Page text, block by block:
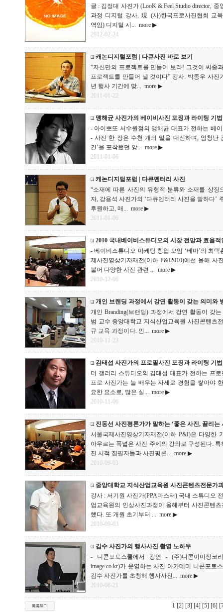
글 : 김정대 사진가 (LooK & Feel Studio director,
과정 디지털 강사, 現 (사)한국프로사진협회 교
역임) 디지털 시... more ▶
2012-02-24
캐논디지털포럼 | 다큐사진 바로 보기
“자신만의 프로젝트를 만들어 보라! 그것이 씨줄
프로젝트를 만들어 낼 것이다” 강사: 박종우 사진
년 행사 기간에 맞... more ▶
2011-01-22
맹해균 사진가의 베이비사진 포징과 라이팅 기법
- 아이뽀또 서수원점의 맹해균 대표가 전하는 베
- 사진 한 장은 수천 개의 말을 대신하며, 엄청난
간’을 포착했던 앙... more ▶
2011-01-06
캐논디지털포럼 | 다큐멘터리 사진
“소재에 따른 사진의 유형적 분류와 소재를 상징
자, 강용석 사진가의 ‘다큐멘터리 사진을 말하다’
후원하고, 매... more ▶
2011-01-06
2010 국내베이비스튜디오의 시장 전망과 효율
- 베이비스튜디오 마케팅 창업 모임 ‘베마’의 최
제사진영상기자재전(이하 P&I2010)에선 올해 사
불어 다양한 사진 관련 ... more ▶
2010-12-06
개인 브랜딩 과정에서 강연 활동이 갖는 의미와
개인 Branding(브랜딩) 과정에서 강연 활동이 갖
범 교수 중앙대학교 지식산업교육원 사진콘텐츠
규 교육 과정이다. 인... more ▶
2010-11-23
김태섭 사진가의 프로필사진 포징과 라이팅 기법
더 갤러리 스튜디오의 김태섭 대표가 전하는 프
프로 사진가는 늘 배우는 자세로 경험을 쌓아야
요한 요소로, 많은 실... more ▶
2010-11-06
진동선 사진평론가가 말하는 ‘좋은 사진, 끌리는
서울국제사진영상기자재전(이하 P&I)은 다양한
아우르는 폭넓은 사진 주제의 강의로 구성된다.
진 서적 집필자들과 사진평론... more ▶
2010-09-03
중앙대학교 지식산업교육원 사진콘텐츠전문가
강사 : 서기원 사진가(PPA마스터) 국내 스튜디오
업교육원의 인상사진과정이 올해부터 사진콘텐
했다. 또 개원 초기부터 ... more ▶
2010-09-03
김수 사진가의 행사사진 촬영 노하우
- 니콘포토스쿨에서 강연 - (주)니콘이미징코
image.co.kr)가 운영하는 사진 아카데미 니콘포토
김수 사진가를 초청해 행사사진... more ▶
2010-08-21
1 [2] [3] [4] [5] [6]